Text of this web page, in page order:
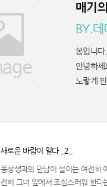
매기
BY.데
봄입니다.
안녕하
노랗게
새로운 바람이 일다 _2_
동창생과의 만남이 설이는 여전히
전히 그녀 앞에서 조심스러워 한다